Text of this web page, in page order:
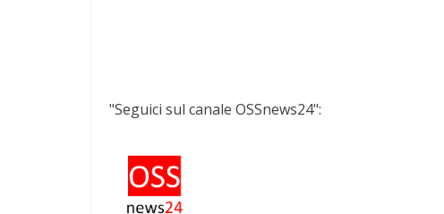
"Seguici sul canale OSSnews24":